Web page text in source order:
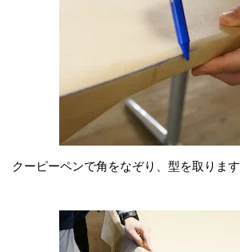
クーピーペンで角をなぞり、型を取ります